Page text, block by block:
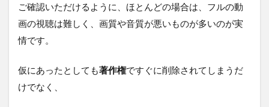
ご確認いただけるように、ほとんどの場合は、フルの動
画の視聴は難しく、画質や音質が悪いものが多いのが実
情です。
仮にあったとしても著作権ですぐに削除されてしまうだ
けでなく、